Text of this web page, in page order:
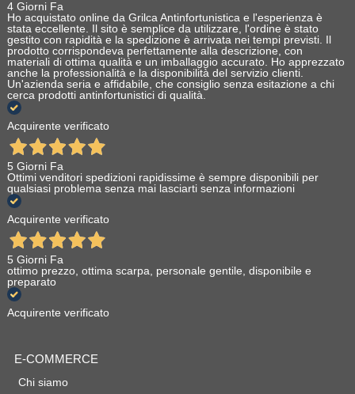
4 Giorni Fa
Ho acquistato online da Grilca Antinfortunistica e l'esperienza è
stata eccellente. Il sito è semplice da utilizzare, l'ordine è stato
gestito con rapidità e la spedizione è arrivata nei tempi previsti. Il
prodotto corrispondeva perfettamente alla descrizione, con
materiali di ottima qualità e un imballaggio accurato. Ho apprezzato
anche la professionalità e la disponibilità del servizio clienti.
Un'azienda seria e affidabile, che consiglio senza esitazione a chi
cerca prodotti antinfortunistici di qualità.
Acquirente verificato
5 Giorni Fa
Ottimi venditori spedizioni rapidissime è sempre disponibili per
qualsiasi problema senza mai lasciarti senza informazioni
Acquirente verificato
5 Giorni Fa
ottimo prezzo, ottima scarpa, personale gentile, disponibile e
preparato
Acquirente verificato
E-COMMERCE
Chi siamo